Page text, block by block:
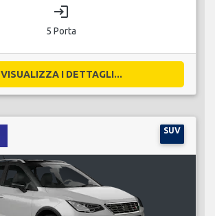
login
5 Porta
VISUALIZZA I DETTAGLI...
SUV